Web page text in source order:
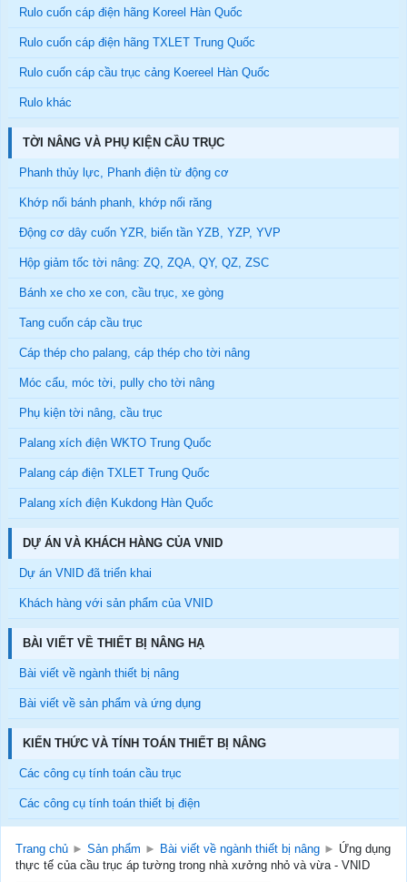
Rulo cuốn cáp điện hãng Koreel Hàn Quốc
Rulo cuốn cáp điện hãng TXLET Trung Quốc
Rulo cuốn cáp cầu trục cảng Koereel Hàn Quốc
Rulo khác
TỜI NÂNG VÀ PHỤ KIỆN CẦU TRỤC
Phanh thủy lực, Phanh điện từ động cơ
Khớp nối bánh phanh, khớp nối răng
Động cơ dây cuốn YZR, biến tần YZB, YZP, YVP
Hộp giảm tốc tời nâng: ZQ, ZQA, QY, QZ, ZSC
Bánh xe cho xe con, cầu trục, xe gòng
Tang cuốn cáp cầu trục
Cáp thép cho palang, cáp thép cho tời nâng
Móc cẩu, móc tời, pully cho tời nâng
Phụ kiện tời nâng, cầu trục
Palang xích điện WKTO Trung Quốc
Palang cáp điện TXLET Trung Quốc
Palang xích điện Kukdong Hàn Quốc
DỰ ÁN VÀ KHÁCH HÀNG CỦA VNID
Dự án VNID đã triển khai
Khách hàng với sản phẩm của VNID
BÀI VIẾT VỀ THIẾT BỊ NÂNG HẠ
Bài viết về ngành thiết bị nâng
Bài viết về sản phẩm và ứng dụng
KIẾN THỨC VÀ TÍNH TOÁN THIẾT BỊ NÂNG
Các công cụ tính toán cầu trục
Các công cụ tính toán thiết bị điện
Trang chủ ► Sản phẩm ► Bài viết về ngành thiết bị nâng ► Ứng dụng
thực tế của cầu trục áp tường trong nhà xưởng nhỏ và vừa - VNID